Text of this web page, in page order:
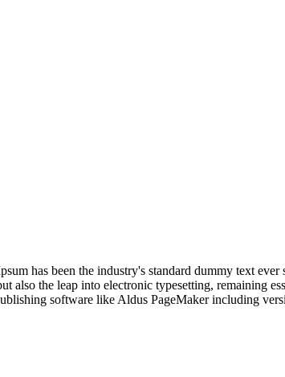
has been the industry's standard dummy text
also the leap into electronic typesetting, remaining
software like Aldus PageMaker including